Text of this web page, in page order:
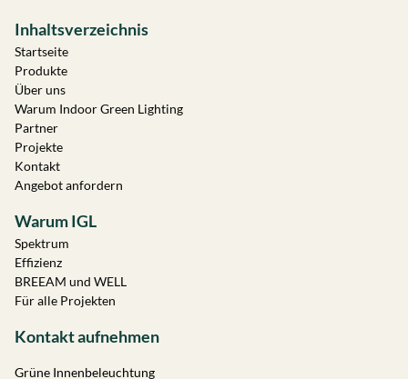
Inhaltsverzeichnis
Startseite
Produkte
Über uns
Warum Indoor Green Lighting
Partner
Projekte
Kontakt
Angebot anfordern
Warum IGL
Spektrum
Effizienz
BREEAM und WELL
Für alle Projekten
Kontakt aufnehmen
Grüne Innenbeleuchtung